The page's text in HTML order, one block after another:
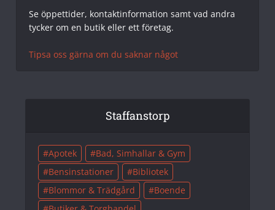
Se öppettider, kontaktinformation samt vad andra
tycker om en butik eller ett företag.
Tipsa oss gärna om du saknar något
Staffanstorp
Apotek
Bad, Simhallar & Gym
Bensinstationer
Bibliotek
Blommor & Trädgård
Boende